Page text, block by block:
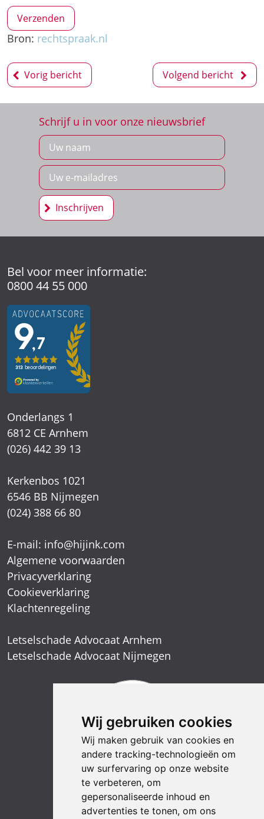
Wij gebruiken cookies
Wij maken gebruik van cookies en
andere tracking-technologieën om
uw surfervaring op onze website
te verbeteren, om
gepersonaliseerde inhoud en
advertenties te tonen, om ons
Bron: rechtspraak.nl
Bericht
navigatie
Vorig bericht Volgend bericht
Schrijf u in voor onze nieuwsbrief
Inschrijven
Bel voor meer informatie:
0800 44 55 000
Onderlangs 1
6812 CE Arnhem
(026) 442 39 13
Kerkenbos 1021
6546 BB Nijmegen
(024) 388 66 80
E-mail: info@hijink.com
Algemene voorwaarden
Privacyverklaring
Cookieverklaring
Klachtenregeling
Letselschade Advocaat Arnhem
Letselschade Advocaat Nijmegen